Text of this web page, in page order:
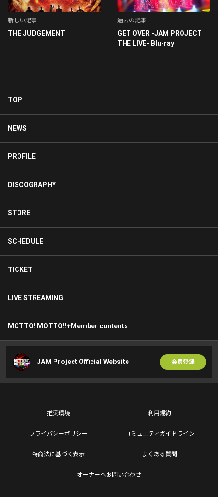
新しい記事
THE JUDGEMENT
過去の記事
GET OVER -JAM PROJECT
THE LIVE- Blu-ray
TOP
NEWS
PROFILE
DISCOGRAPHY
STORE
SCHEDULE
TICKET
LIVE STREAMING
MOTTO! MOTTO!!+Member contents
JAM Project Official Website 会員登録
推奨環境 利用規約
プライバシーポリシー コミュニティガイドライン
特商法に基づく表示 よくある質問
オーナーへお問い合わせ